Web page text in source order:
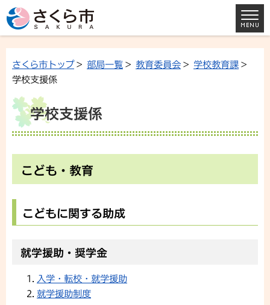
さくら市トップ> 部局一覧 > 教育委員会 > 学校教育課 >
学校支援係
学校支援係
こども・教育
こどもに関する助成
就学援助・奨学金
入学・転校・就学援助
就学援助制度